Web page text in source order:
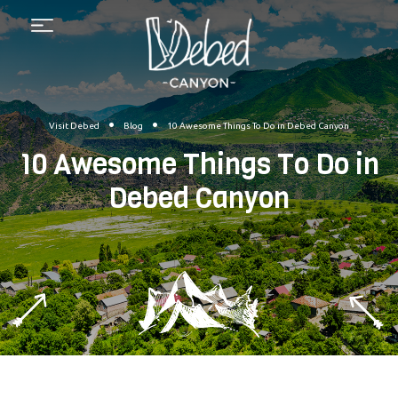
Menu
Visit Debed • Blog • 10 Awesome Things To Do in Debed Canyon
10 Awesome Things To Do in
Debed Canyon